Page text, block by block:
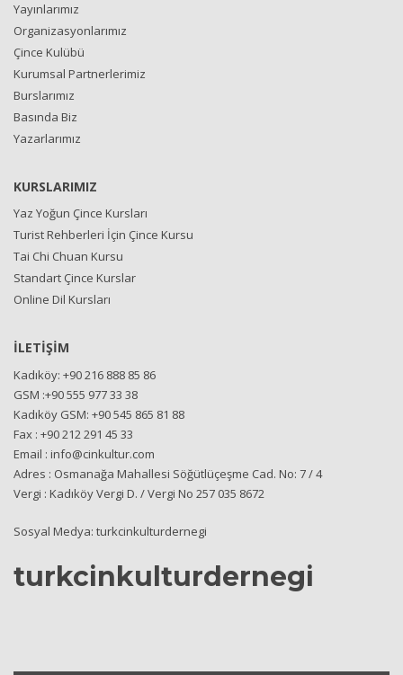
Yayınlarımız
Organizasyonlarımız
Çince Kulübü
Kurumsal Partnerlerimiz
Burslarımız
Basında Biz
Yazarlarımız
KURSLARIMIZ
Yaz Yoğun Çince Kursları
Turist Rehberleri İçin Çince Kursu
Tai Chi Chuan Kursu
Standart Çince Kurslar
Online Dil Kursları
İLETİŞİM
Kadıköy: +90 216 888 85 86
GSM :+90 555 977 33 38
Kadıköy GSM: +90 545 865 81 88
Fax : +90 212 291 45 33
Email : info@cinkultur.com
Adres : Osmanağa Mahallesi Söğütlüçeşme Cad. No: 7 / 4
Vergi : Kadıköy Vergi D. / Vergi No 257 035 8672
Sosyal Medya: turkcinkulturdernegi
turkcinkulturdernegi